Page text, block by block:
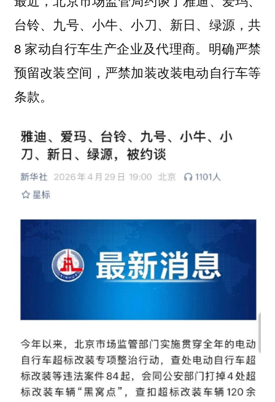
台铃、九号、小牛、小刀、新日、绿源，共
8 家动自行车生产企业及代理商。明确严禁
预留改装空间，严禁加装改装电动自行车等
条款。